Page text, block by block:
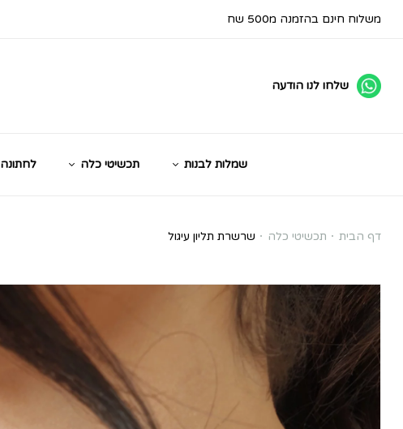
משלוח חינם בהזמנה מ500 שח
שלחו לנו הודעה
שמלות לבנות תכשיטי כלה לחתונה
שרשרת
תליון
עיגול
דף הבית תכשיטי כלה שרשרת תליון עיגול